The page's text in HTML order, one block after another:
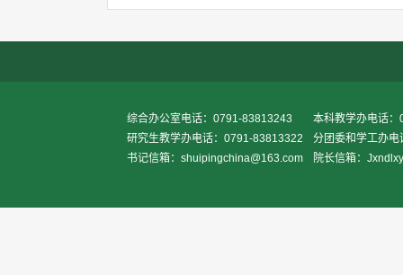
综合办公室电话：0791-83813243
本科教学办电话
研究生教学办电话：0791-83813322
分团委和学工办
书记信箱：shuipingchina@163.com
院长信箱：